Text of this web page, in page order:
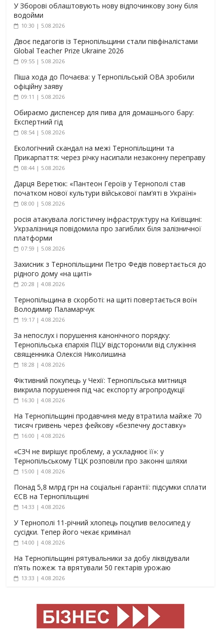
У Зборові облаштовують нову відпочинкову зону біля
водойми
10:30 | 5.08.2026
Двоє педагогів із Тернопільщини стали півфіналістами
Global Teacher Prize Ukraine 2026
09:55 | 5.08.2026
Піша хода до Почаєва: у Тернопільській ОВА зробили
офіційну заяву
09:11 | 5.08.2026
Обираємо диспенсер для пива для домашнього бару:
Експертний гід
08:54 | 5.08.2026
Екологічний скандал на межі Тернопільщини та
Прикарпаття: через річку насипали незаконну переправу
08:44 | 5.08.2026
Дарця Веретюк: «Пантеон Героїв у Тернополі став
початком нової культури військової пам’яті в Україні»
08:00 | 5.08.2026
росія атакувала логістичну інфраструктуру на Київщині:
Укрзалізниця повідомила про загиблих біля залізничної
платформи
07:59 | 5.08.2026
Захисник з Тернопільщини Петро Федів повертається до
рідного дому «на щиті»
20:28 | 4.08.2026
Тернопільщина в скорботі: на щиті повертається воїн
Володимир Паламарчук
19:17 | 4.08.2026
За непослух і порушення канонічного порядку:
Тернопільська єпархія ПЦУ відсторонили від служіння
священника Олексія Николишина
18:28 | 4.08.2026
Фіктивний покупець у Чехії: Тернопільська митниця
викрила порушення під час експорту агропродукції
16:30 | 4.08.2026
На Тернопільщині продавчиня меду втратила майже 70
тисяч гривень через фейкову «безпечну доставку»
16:00 | 4.08.2026
«СЗЧ не вирішує проблему, а ускладнює її»: у
Тернопільському ТЦК розповіли про законні шляхи
15:00 | 4.08.2026
Понад 5,8 млрд грн на соціальні гарантії: підсумки сплати
ЄСВ на Тернопільщині
14:33 | 4.08.2026
У Тернополі 11-річний хлопець поцупив велосипед у
сусідки. Тепер його чекає кримінал
14:00 | 4.08.2026
На Тернопільщині рятувальники за добу ліквідували
п’ять пожеж та врятували 50 гектарів урожаю
13:33 | 4.08.2026